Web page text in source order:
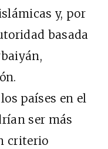
y, por
basada
países en el
ser más
criterio